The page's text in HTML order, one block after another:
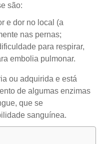
são:
e dor no local (a
nas pernas;
para respirar,
embolia pulmonar.
ou adquirida e está
de algumas enzimas
que se
sanguínea.